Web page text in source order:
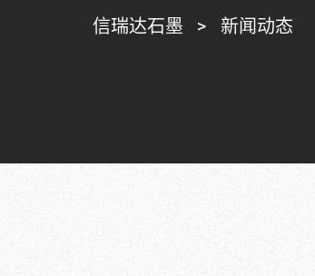
信瑞达石墨 > 新闻动态